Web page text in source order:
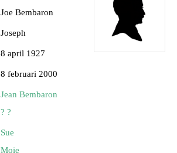
Joe Bembaron
Joseph
8 april 1927
8 februari 2000
Jean Bembaron
? ?
Sue
Moie